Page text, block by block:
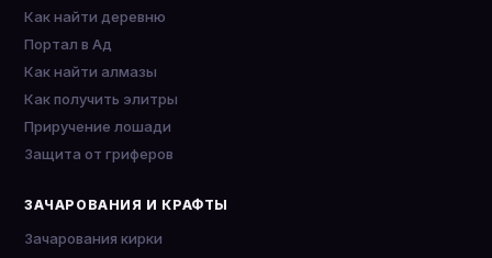
Как найти деревню
Портал в Ад
Как найти алмазы
Как получить элитры
Приручение лошади
Защита от гриферов
ЗАЧАРОВАНИЯ И КРАФТЫ
Зачарования кирки